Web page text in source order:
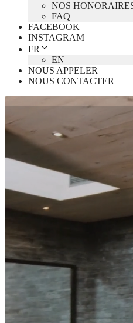
NOS
FAQ
FACEBOOK
INSTAGRAM
FR
EN
NOUS APPELER
NOUS CONTACTER